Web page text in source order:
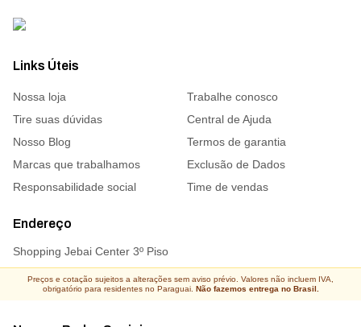
Links Úteis
Nossa loja
Trabalhe conosco
Tire suas dúvidas
Central de Ajuda
Nosso Blog
Termos de garantia
Marcas que trabalhamos
Exclusão de Dados
Responsabilidade social
Time de vendas
Endereço
Shopping Jebai Center 3º Piso
Preços e cotação sujeitos a alterações sem aviso prévio. Valores não incluem IVA,
obrigatório para residentes no Paraguai. Não fazemos entrega no Brasil.